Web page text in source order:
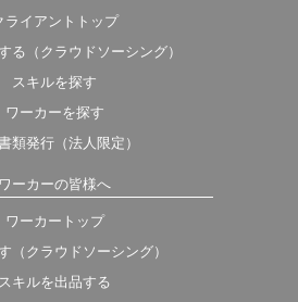
ライアントトップ
る（クラウドソーシング）
スキルを探す
ワーカーを探す
類発行（法人限定）
ワーカーの皆様へ
ワーカートップ
（クラウドソーシング）
スキルを出品する